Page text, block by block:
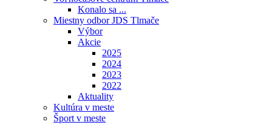
Konalo sa ...
Miestny odbor JDS Tlmače
Výbor
Akcie
2025
2024
2023
2022
Aktuality
Kultúra v meste
Šport v meste